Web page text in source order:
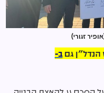
זגורי)
הנדל"ן גם ב-